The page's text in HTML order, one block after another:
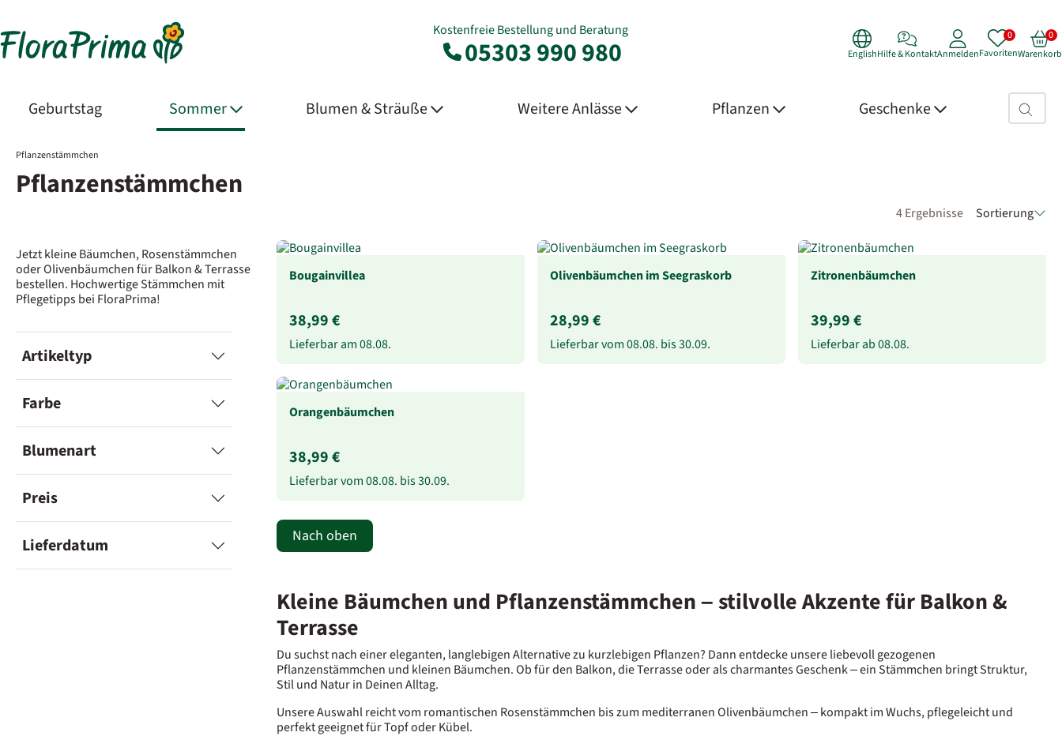
Kostenfreie Bestellung und Beratung
05303 990 980 EnglishHilfe & KontaktAnmeldenFavoritenWarenkorb
Geburtstag Sommer Blumen & Sträuße Weitere Anlässe Pflanzen Geschenke Suchfeld>
Pflanzenstämmchen
Pflanzenstämmchen
4 Ergebnisse Sortierung
Jetzt kleine Bäumchen, Rosenstämmchen
oder Olivenbäumchen für Balkon & Terrasse
bestellen. Hochwertige Stämmchen mit
Pflegetipps bei FloraPrima!
Artikeltyp
Farbe
Blumenart
Preis
Lieferdatum
Bougainvillea
38,99 €
Lieferbar am08.08.
Olivenbäumchen im Seegraskorb
28,99 €
Lieferbar vom08.08. bis30.09.
Zitronenbäumchen
39,99 €
Lieferbar ab08.08.
Orangenbäumchen
38,99 €
Lieferbar vom08.08. bis30.09.
Nach oben
Kleine Bäumchen und Pflanzenstämmchen – stilvolle Akzente für Balkon &
Terrasse
Du suchst nach einer eleganten, langlebigen Alternative zu kurzlebigen Pflanzen? Dann entdecke unsere liebevoll gezogenen
Pflanzenstämmchen und kleinen Bäumchen. Ob für den Balkon, die Terrasse oder als charmantes Geschenk – ein Stämmchen bringt Struktur,
Stil und Natur in Deinen Alltag.
Unsere Auswahl reicht vom romantischen Rosenstämmchen bis zum mediterranen Olivenbäumchen – kompakt im Wuchs, pflegeleicht und
perfekt geeignet für Topf oder Kübel.